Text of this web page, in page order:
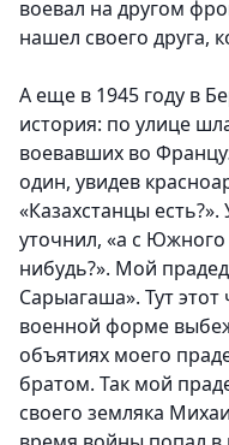
воевал на другом
нашел своего друга,
А еще в 1945 году в
история: по улице
воевавших во
один, увидев
«Казахстанцы
уточнил, «а с Южного
нибудь?». Мой
Сарыагаша». Тут
военной форме
объятиях моего
братом. Так мой
своего земляка